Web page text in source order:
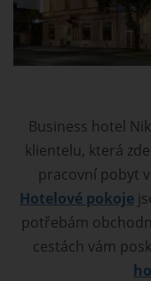
Business hotel
klientelu, která
pracovní pobyt
Hotelové pokoje
potřebám
cestách vám